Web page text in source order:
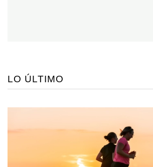
LO ÚLTIMO